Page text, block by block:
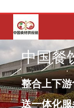
容
中国餐
整合上下
送一体化